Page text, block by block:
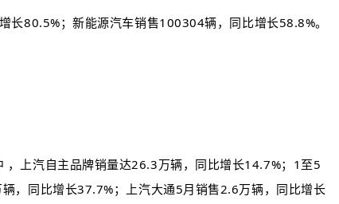
80.5%；新能源汽车销售100304辆，同比增长58.8%。
上汽自主品牌销量达26.3万辆，同比增长14.7%；1至5
，同比增长37.7%；上汽大通5月销售2.6万辆，同比增长